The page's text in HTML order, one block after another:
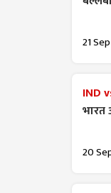
21
IND
भारत
20